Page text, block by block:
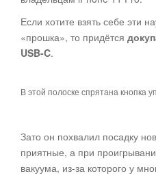
Если хотите взять себе эти
«прошка», то придётся
USB-C.
В этой полоске спрятана кнопка
Зато он похвалил посадку
приятные, а при
вакуума, из-за которого у